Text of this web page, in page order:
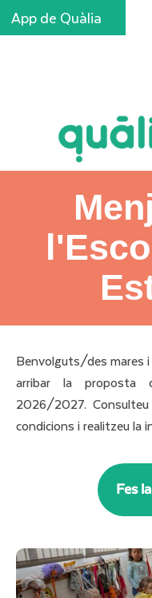
App de Quàlia
Benvolguts/des mares i
arribar la proposta
2026/2027.
condicions i realitzeu la
Fes